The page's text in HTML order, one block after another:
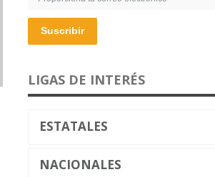
Suscribir
LIGAS DE INTERÉS
ESTATALES
NACIONALES